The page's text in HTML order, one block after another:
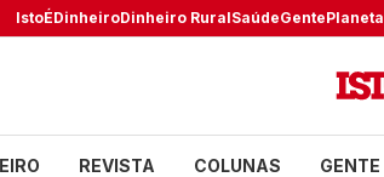
IstoÉDinheiroDinheiro RuralSaúdeGentePlaneta
REVISTA COLUNAS GENTE